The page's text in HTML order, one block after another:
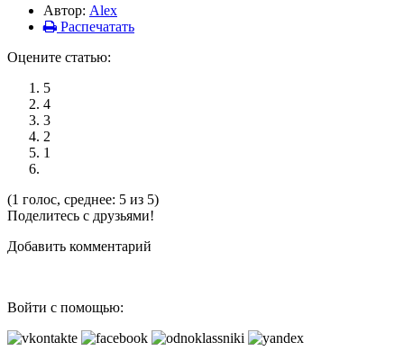
Автор: Alex
Распечатать
Оцените статью:
5
4
3
2
1
(1 голос, среднее: 5 из 5)
Поделитесь с друзьями!
Добавить комментарий
Войти с помощью: